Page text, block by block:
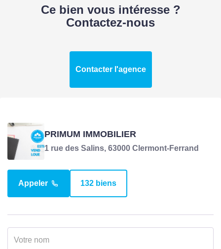
SURFACES
522 m2 environ
TERRAIN
Longueur 26 m
Profondeur
Ce bien vous intéresse ?
Contactez-nous
Contacter l'agence
PRIMUM IMMOBILIER
1 rue des Salins, 63000 Clermont-Ferrand
Appeler 132 biens